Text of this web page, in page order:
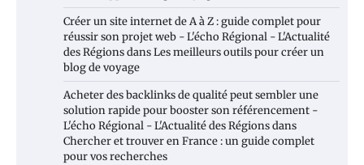
Créer un site internet de A à Z : guide complet pour
réussir son projet web - L'écho Régional - L'Actualité
des RégionsdansLes meilleurs outils pour créer un
blog de voyage
Acheter des backlinks de qualité peut sembler une
solution rapide pour booster son référencement -
L'écho Régional - L'Actualité des Régionsdans
Chercher et trouver en France : un guide complet
pour vos recherches